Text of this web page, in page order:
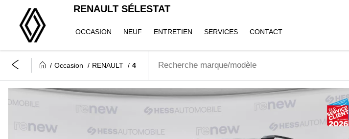
RENAULT SÉLESTAT
OCCASION NEUF ENTRETIEN SERVICES CONTACT
Occasion RENAULT 4